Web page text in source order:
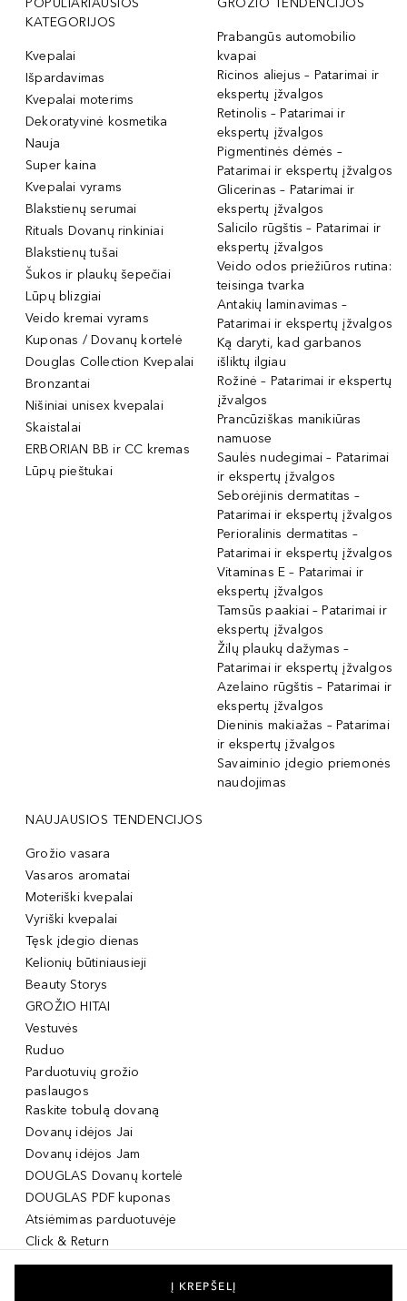
POPULIARIAUSIOS
KATEGORIJOS
Kvepalai
Išpardavimas
Kvepalai moterims
Dekoratyvinė kosmetika
Nauja
Super kaina
Kvepalai vyrams
Blakstienų serumai
Rituals Dovanų rinkiniai
Blakstienų tušai
Šukos ir plaukų šepečiai
Lūpų blizgiai
Veido kremai vyrams
Kuponas / Dovanų kortelė
Douglas Collection Kvepalai
Bronzantai
Nišiniai unisex kvepalai
Skaistalai
ERBORIAN BB ir CC kremas
Lūpų pieštukai
GROŽIO TENDENCIJOS
Prabangūs automobilio
kvapai
Ricinos aliejus – Patarimai ir
ekspertų įžvalgos
Retinolis – Patarimai ir
ekspertų įžvalgos
Pigmentinės dėmės –
Patarimai ir ekspertų įžvalgos
Glicerinas – Patarimai ir
ekspertų įžvalgos
Salicilo rūgštis – Patarimai ir
ekspertų įžvalgos
Veido odos priežiūros rutina:
teisinga tvarka
Antakių laminavimas –
Patarimai ir ekspertų įžvalgos
Ką daryti, kad garbanos
išliktų ilgiau
Rožinė – Patarimai ir ekspertų
įžvalgos
Prancūziškas manikiūras
namuose
Saulės nudegimai – Patarimai
ir ekspertų įžvalgos
Seborėjinis dermatitas –
Patarimai ir ekspertų įžvalgos
Perioralinis dermatitas –
Patarimai ir ekspertų įžvalgos
Vitaminas E – Patarimai ir
ekspertų įžvalgos
Tamsūs paakiai – Patarimai ir
ekspertų įžvalgos
Žilų plaukų dažymas –
Patarimai ir ekspertų įžvalgos
Azelaino rūgštis – Patarimai ir
ekspertų įžvalgos
Dieninis makiažas – Patarimai
ir ekspertų įžvalgos
Savaiminio įdegio priemonės
naudojimas
NAUJAUSIOS TENDENCIJOS
Grožio vasara
Vasaros aromatai
Moteriški kvepalai
Vyriški kvepalai
Tęsk įdegio dienas
Kelionių būtiniausieji
Beauty Storys
GROŽIO HITAI
Vestuvės
Ruduo
Parduotuvių grožio
paslaugos
Raskite tobulą dovaną
Dovanų idėjos Jai
Dovanų idėjos Jam
DOUGLAS Dovanų kortelė
DOUGLAS PDF kuponas
Atsiėmimas parduotuvėje
Click & Return
DOUGLAS Grožio Kortelė
Į KREPŠELĮ